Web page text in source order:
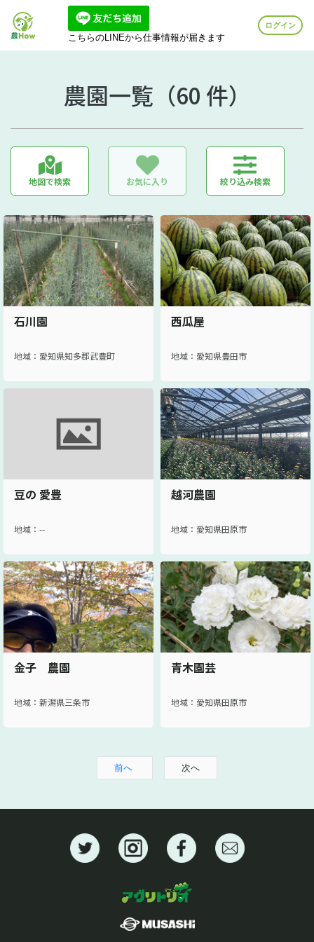
こちらのLINEから仕事情報が届きます
ログイン
農園一覧（60 件）
地図で検索 お気に入り 絞り込み検索
石川園
地域：愛知県知多郡武豊町
西瓜屋
地域：愛知県豊田市
豆の 愛豊
地域：--
越河農園
地域：愛知県田原市
金子 農園
地域：新潟県三条市
青木園芸
地域：愛知県田原市
前へ 次へ